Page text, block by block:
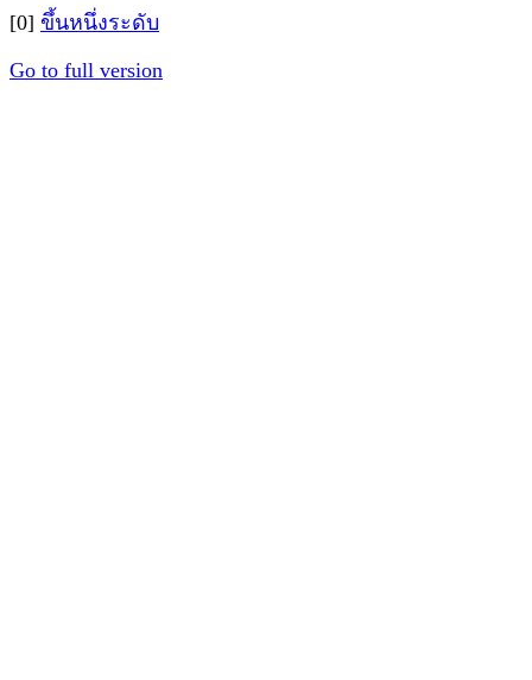
[0] ขึ้นหนึ่งระดับ
Go to full version